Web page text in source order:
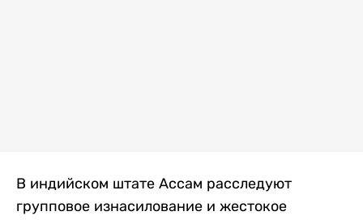
В индийском штате Ассам расследуют
групповое изнасилование и жестокое